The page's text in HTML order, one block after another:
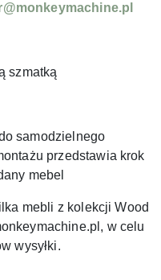
szmatką
samodzielnego
przedstawia krok
mebel
mebli z kolekcji Wood
w celu
wysyłki.